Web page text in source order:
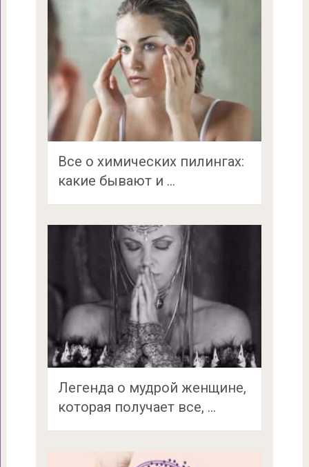
Все о химических пилингах:
какие бывают и …
Легенда о мудрой женщине,
которая получает все, …